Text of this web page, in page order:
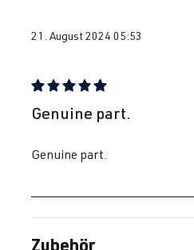
21. August 2024 05:53
Bewertung mit 5 von 5 Sternen
Genuine part.
Genuine part.
Produktgalerie überspringen
Zubehör